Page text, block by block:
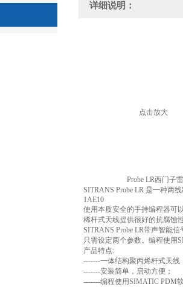
详细说明：
点击放大
Probe LR西门子雷达
SITRANS Probe LR 是一种两
1AE10
使用本质安全的手持编程器可
稀杆式天线提供很好的抗腐蚀
SITRANS Probe LR带声智能
只需设定两个参数。编程使用
产品特点:
-------一体结构聚丙烯杆式天线
-------安装简单，启动方便；
-------编程使用SIMATIC PDM